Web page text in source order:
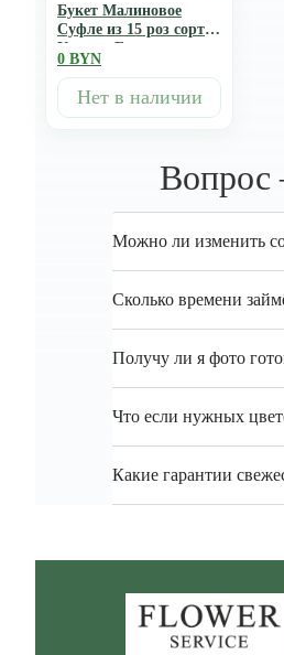
Букет Малиновое
Суфле из 15 роз сорта
Кантри Блюз
0 BYN
Нет в наличии
Вопрос
Можно ли изменить
Сколько времени
Получу ли я фото
Что если нужных
Какие гарантии